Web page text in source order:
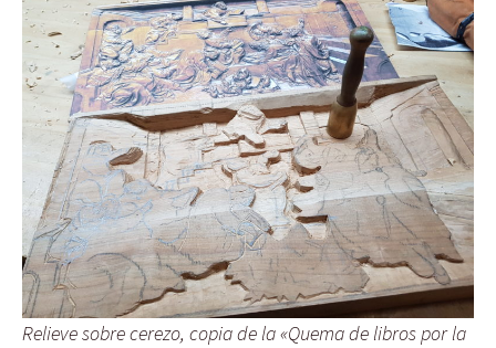
Relieve sobre cerezo, copia de la «Quema de libros por la